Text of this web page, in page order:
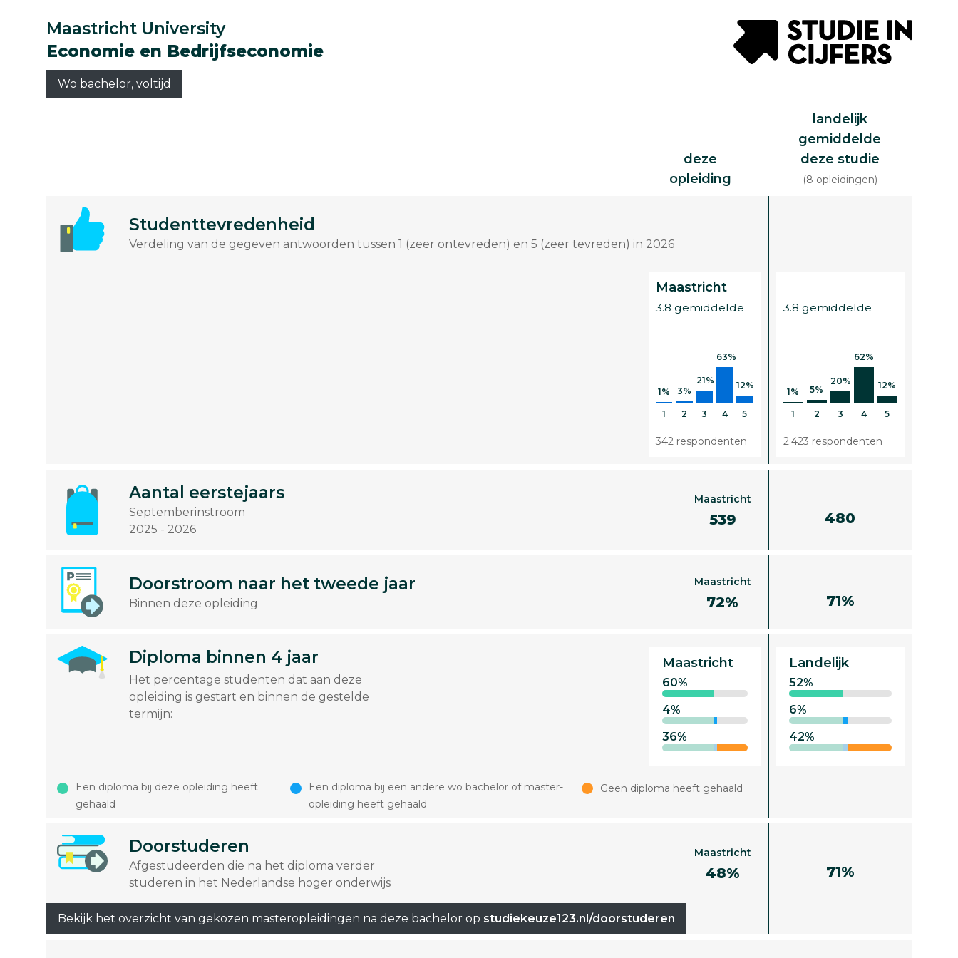
Maastricht University
Economie en Bedrijfseconomie
Wo bachelor, voltijd
deze
opleiding
landelijk
gemiddelde
deze studie
(8 opleidingen)
Studenttevredenheid
Verdeling van de gegeven antwoorden tussen 1 (zeer ontevreden) en 5 (zeer tevreden) in 2026
Maastricht
3.8 gemiddelde
1%
1
3%
2
21%
3
63%
4
12%
5
342 respondenten
3.8 gemiddelde
1%
1
5%
2
20%
3
62%
4
12%
5
2.423 respondenten
Aantal eerstejaars
Septemberinstroom
2025 - 2026
Maastricht
539 480
Doorstroom naar het tweede jaar
Binnen deze opleiding
Maastricht
72% 71%
Diploma binnen 4 jaar
Het percentage studenten dat aan deze
opleiding is gestart en binnen de gestelde
termijn:
Maastricht
60%
4%
36%
Landelijk
52%
6%
42%
Een diploma bij deze opleiding heeft
gehaald
Een diploma bij een andere wo bachelor of master-
opleiding heeft gehaald
Geen diploma heeft gehaald
Doorstuderen
Afgestudeerden die na het diploma verder
studeren in het Nederlandse hoger onderwijs
Maastricht
48% 71%
Bekijk het overzicht van gekozen masteropleidingen na deze bachelor op studiekeuze123.nl/doorstuderen